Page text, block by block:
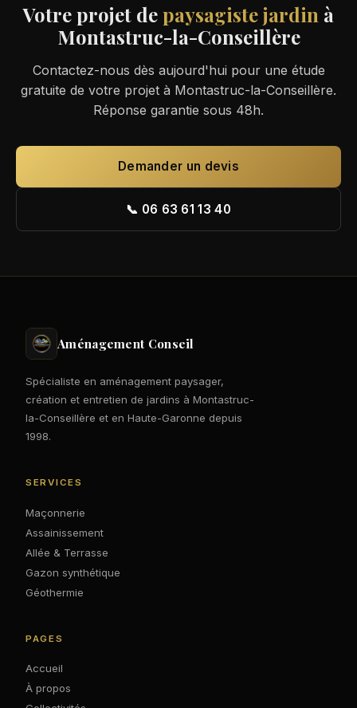
Votre projet depaysagiste jardin à
Montastruc-la-Conseillère
Contactez-nous dès aujourd'hui pour une étude
gratuite de votre projet à Montastruc-la-Conseillère.
Réponse garantie sous 48h.
Demander un devis
📞 06 63 61 13 40
Aménagement Conseil
Spécialiste en aménagement paysager,
création et entretien de jardins à Montastruc-
la-Conseillère et en Haute-Garonne depuis
1998.
SERVICES
Maçonnerie
Assainissement
Allée & Terrasse
Gazon synthétique
Géothermie
PAGES
Accueil
À propos